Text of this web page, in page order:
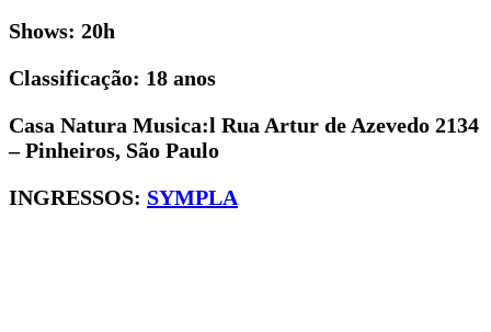
Shows: 20h
Classificação: 18 anos
Casa Natura Musica:l Rua Artur de Azevedo 2134
– Pinheiros, São Paulo
INGRESSOS: SYMPLA